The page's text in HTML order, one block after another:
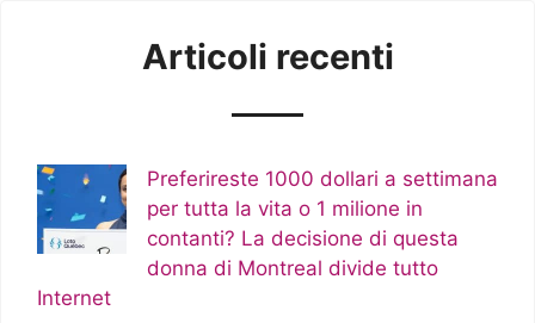
Articoli recenti
Preferireste 1000 dollari a settimana
per tutta la vita o 1 milione in
contanti? La decisione di questa
donna di Montreal divide tutto
Internet